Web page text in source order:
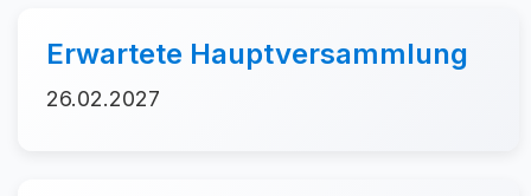
Erwartete Hauptversammlung
26.02.2027